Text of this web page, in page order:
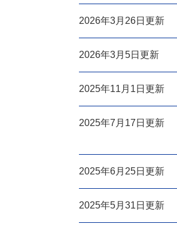
2026年3月26日更新
2026年3月5日更新
2025年11月1日更新
2025年7月17日更新
2025年6月25日更新
2025年5月31日更新